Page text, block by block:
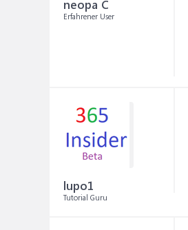
neopa C
Erfahrener User
lupo1
Tutorial Guru